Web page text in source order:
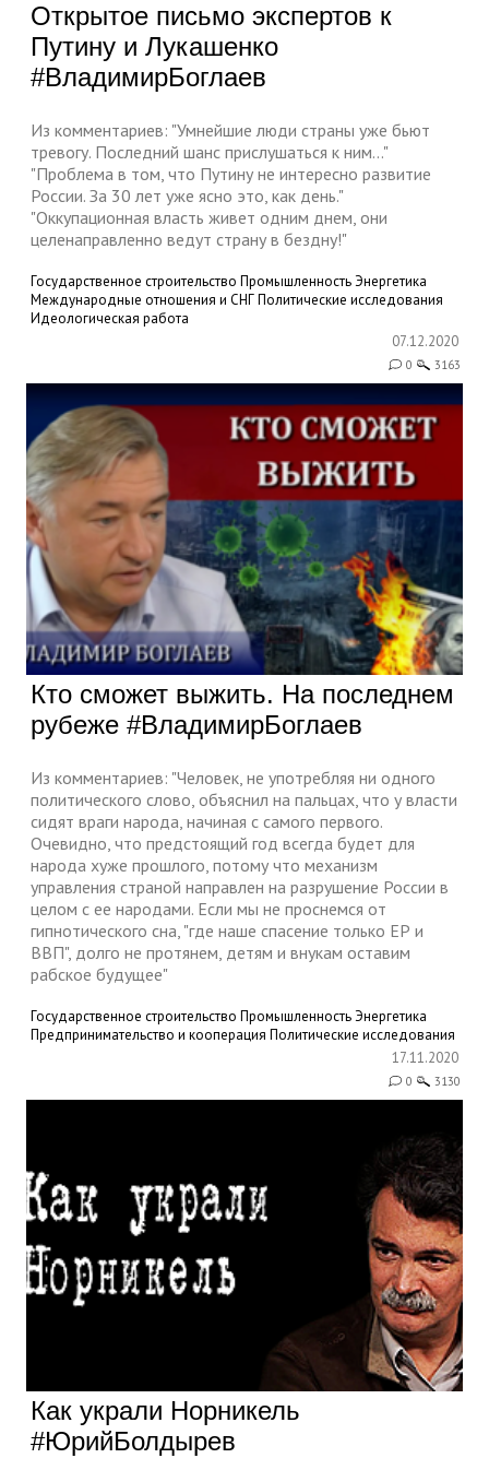
Открытое письмо экспертов к
Путину и Лукашенко
#ВладимирБоглаев
Из комментариев: "Умнейшие люди страны уже бьют
тревогу. Последний шанс прислушаться к ним..."
"Проблема в том, что Путину не интересно развитие
России. За 30 лет уже ясно это, как день."
"Оккупационная власть живет одним днем, они
целенаправленно ведут страну в бездну!"
Государственное строительство ПромышленностьЭнергетика
Международные отношения и СНГПолитические исследования
Идеологическая работа
07.12.2020
0 3163
Кто сможет выжить. На последнем
рубеже #ВладимирБоглаев
Из комментариев: "Человек, не употребляя ни одного
политического слово, объяснил на пальцах, что у власти
сидят враги народа, начиная с самого первого.
Очевидно, что предстоящий год всегда будет для
народа хуже прошлого, потому что механизм
управления страной направлен на разрушение России в
целом с ее народами. Если мы не проснемся от
гипнотического сна, "где наше спасение только ЕР и
ВВП", долго не протянем, детям и внукам оставим
рабское будущее"
Государственное строительство ПромышленностьЭнергетика
Предпринимательство и кооперация Политические исследования
17.11.2020
0 3130
Как украли Норникель
#ЮрийБолдырев